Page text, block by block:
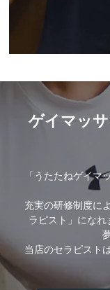
ゲイマッ
「うたたねゲイ
充実の研修制度に
ラピスト」にな
当店のセラピスト